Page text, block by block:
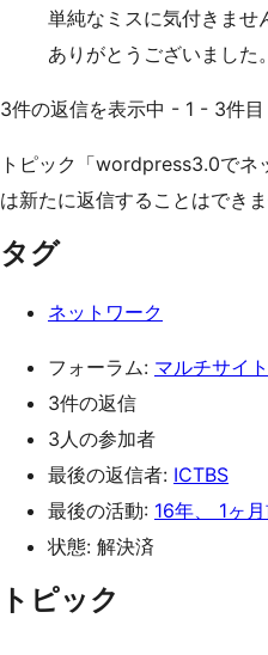
単純なミスに気付きませ
ありがとうございました。
3件の返信を表示中 - 1 - 3件
トピック「wordpress3.0でネ
は新たに返信することはできま
タグ
ネットワーク
フォーラム: マルチサイト
3件の返信
3人の参加者
最後の返信者: ICTBS
最後の活動: 16年、 1ヶ
状態: 解決済
トピック